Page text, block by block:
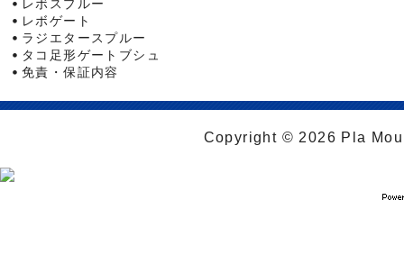
レボゲート
ラジエタースプルー
タコ足形ゲートブシュ
免責・保証内容
Copyright © 2026 Pla